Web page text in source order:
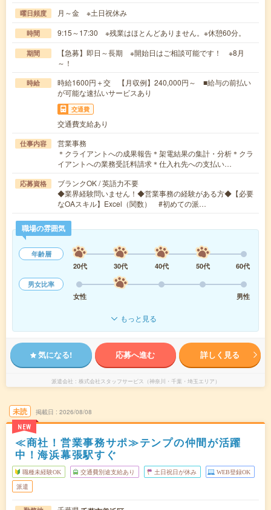
曜日頻度 月～金 ※土日祝休み
時間 9:15～17:30 ※残業はほとんどありません。※休憩60分。
期間
【急募】即日～長期 ※開始日はご相談可能です！ ※8月
～！
時給
時給1600円＋交 【月収例】240,000円～ ■給与の前払い
が可能な速払いサービスあり
交通費
交通費支給あり
仕事内容
営業事務
＊クライアントへの成果報告＊架電結果の集計・分析＊クラ
イアントへの業務受託料請求＊仕入れ先への支払い…
応募資格
ブランクOK / 英語力不要
◆業界経験問いません！◆営業事務の経験がある方◆【必要
なOAスキル】Excel（関数） #初めての派…
職場の雰囲気
年齢層
20代
30代 40代 50代
60代
男女比率
女性
男性
もっと見る
気になる! 応募へ進む 詳しく見る
派遣会社 株式会社スタッフサービス（神奈川・千葉・埼玉エリア）
未読
NEW
掲載日 2026/08/08
≪商社！営業事務サポ≫テンプの仲間が活躍
中！海浜幕張駅すぐ
職種未経験OK 交通費別途支給あり 土日祝日が休み WEB登録OK
派遣